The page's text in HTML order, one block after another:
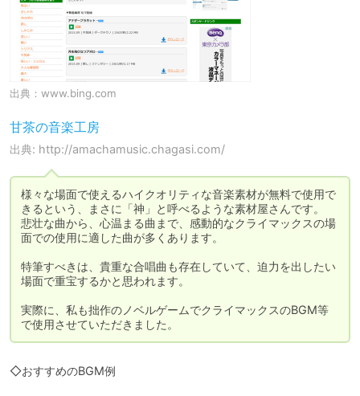
出典： www.bing.com
甘茶の音楽工房
出典: http://amachamusic.chagasi.com/
様々な場面で使えるハイクオリティな音楽素材が無料で使用で
きるという、まさに「神」と呼べるような素材屋さんです。
悲壮な曲から、心温まる曲まで、感動的なクライマックスの場
面での使用に適した曲が多くあります。
特筆すべきは、貴重な合唱曲も存在していて、迫力を出したい
場面で重宝するかと思われます。
実際に、私も拙作のノベルゲームでクライマックスのBGM等
で使用させていただきました。
◇おすすめのBGM例